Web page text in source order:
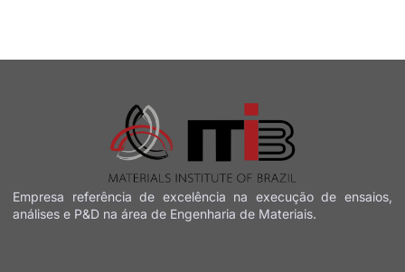
Empresa referência de excelência na execução de ensaios,
análises e P&D na área de Engenharia de Materiais.